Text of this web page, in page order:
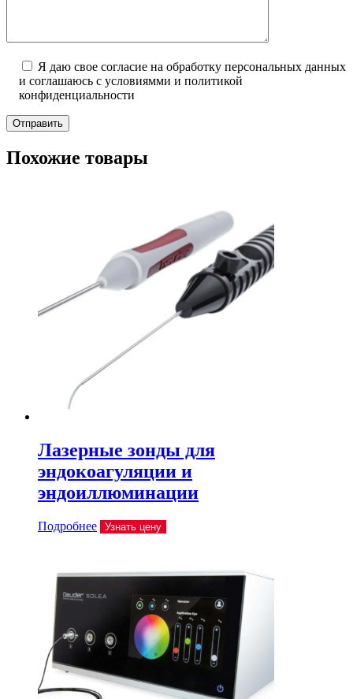
Я даю свое согласие на обработку персональных данных
и соглашаюсь с условиямми и политикой
конфиденциальности
Отправить
Похожие товары
Лазерные зонды для
эндокоагуляции и
эндоиллюминации
Подробнее Узнать цену